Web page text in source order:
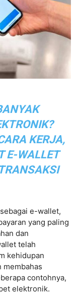
KERJA,
E-WALLET
e-wallet,
yang paling
dan
telah
kehidupan
membahas
contohnya,
elektronik.